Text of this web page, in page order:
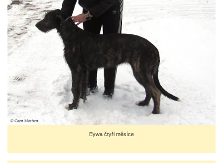
Eywa čtyři měsíce